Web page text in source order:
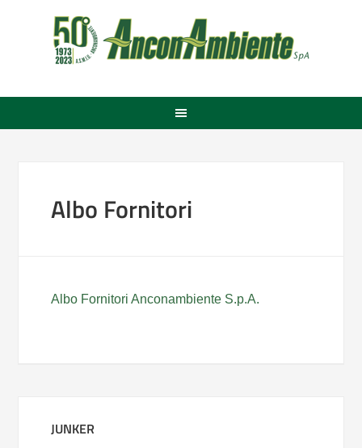
Albo Fornitori
Albo Fornitori Anconambiente S.p.A.
JUNKER